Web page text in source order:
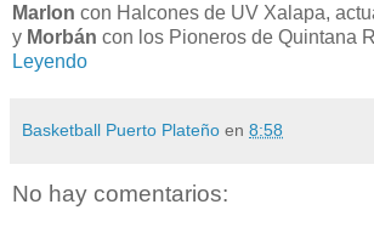
Marlon con Halcones de UV Xalapa,
y Morbán con los Pioneros de Quintana
Leyendo
Basketball Puerto Plateño en 8:58
No hay comentarios: